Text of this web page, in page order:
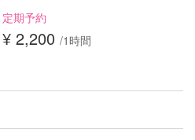
定期予約
¥ 2,200 /1時間